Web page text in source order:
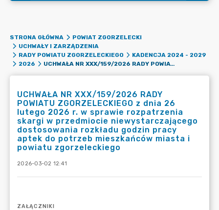
STRONA GŁÓWNA
POWIAT ZGORZELECKI
UCHWAŁY I ZARZĄDZENIA
RADY POWIATU ZGORZELECKIEGO
KADENCJA 2024 - 2029
2026
UCHWAŁA NR XXX/159/2026 RADY POWIATU ZGORZELECKIEGO Z DNIA 26 LUTEGO 2026 R. W SPRAWIE ROZPATRZENIA SKARGI W PRZEDMIOCIE NIEWYSTARCZAJĄCEGO DOSTOSOWANIA ROZKŁADU GODZIN PRACY APTEK DO POTRZEB MIESZKAŃCÓW MIASTA I POWIATU ZGORZELECKIEGO
UCHWAŁA NR XXX/159/2026 RADY
POWIATU ZGORZELECKIEGO z dnia 26
lutego 2026 r. w sprawie rozpatrzenia
skargi w przedmiocie niewystarczającego
dostosowania rozkładu godzin pracy
aptek do potrzeb mieszkańców miasta i
powiatu zgorzeleckiego
2026-03-02 12:41
ZAŁĄCZNIKI